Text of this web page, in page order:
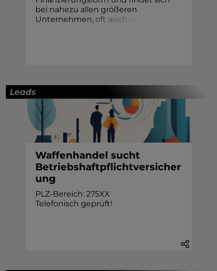
bei nahezu allen größeren
Unternehmen, oft auch
Leads
Waffenhandel sucht
Betriebshaftpflichtversicher
ung
PLZ-Bereich: 275XX
Telefonisch geprüft!